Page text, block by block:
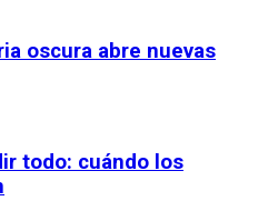
oscura abre nuevas
todo: cuándo los